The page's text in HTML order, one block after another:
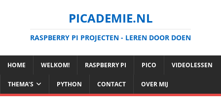
PICADEMIE.NL
RASPBERRY PI PROJECTEN - LEREN DOOR DOEN
HOME WELKOM! RASPBERRY PI PICO VIDEOLESSEN
THEMA’S PYTHON CONTACT OVER MIJ